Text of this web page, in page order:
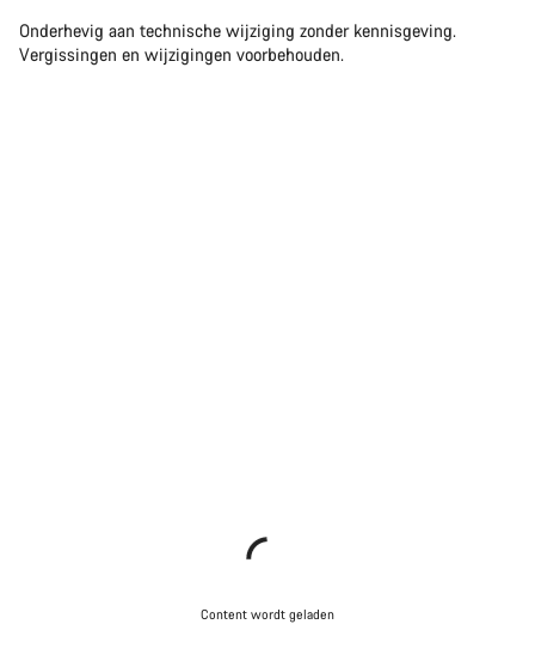
Onderhevig aan technische wijziging zonder kennisgeving.
Vergissingen en wijzigingen voorbehouden.
Content wordt geladen